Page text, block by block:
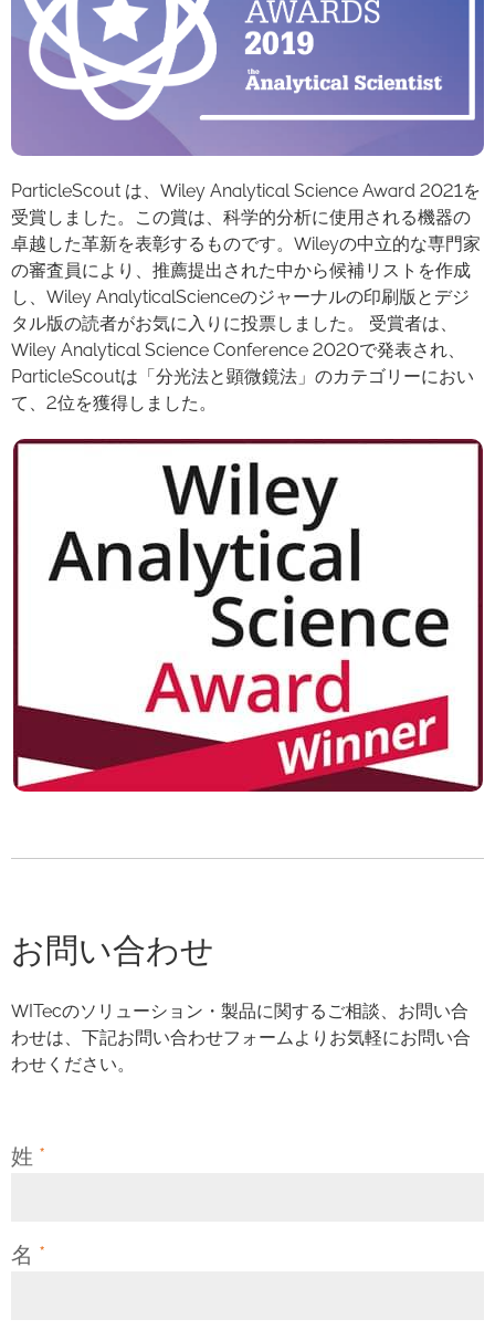
ParticleScout は、Wiley Analytical Science Award 2021を
受賞しました。この賞は、科学的分析に使用される機器の
卓越した革新を表彰するものです。Wileyの中立的な専門家
の審査員により、推薦提出された中から候補リストを作成
し、Wiley AnalyticalScienceのジャーナルの印刷版とデジ
タル版の読者がお気に入りに投票しました。 受賞者は、
Wiley Analytical Science Conference 2020で発表され、
ParticleScoutは「分光法と顕微鏡法」のカテゴリーにおい
て、2位を獲得しました。
お問い合わせ
WITecのソリューション・製品に関するご相談、お問い合
わせは、下記お問い合わせフォームよりお気軽にお問い合
わせください。
姓 *
名 *